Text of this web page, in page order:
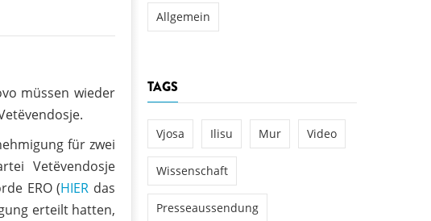
müssen wieder
für zwei
Vetëvendosje
ERO (HIER das
erteilt hatten,
Allgemein
TAGS
Vjosa Ilisu Mur Video
Wissenschaft
Presseaussendung